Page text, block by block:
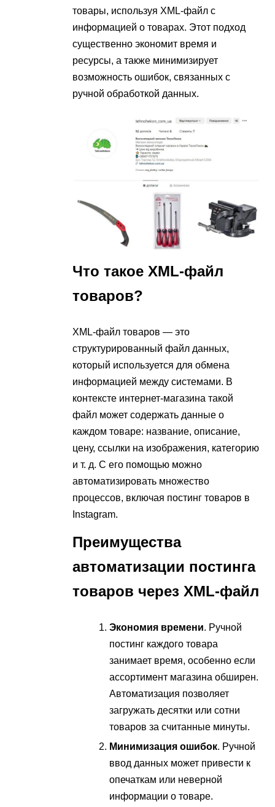
товары, используя XML-файл с
информацией о товарах. Этот подход
существенно экономит время и
ресурсы, а также минимизирует
возможность ошибок, связанных с
ручной обработкой данных.
Что такое XML-файл
товаров?
XML-файл товаров — это
структурированный файл данных,
который используется для обмена
информацией между системами. В
контексте интернет-магазина такой
файл может содержать данные о
каждом товаре: название, описание,
цену, ссылки на изображения, категорию
и т. д. С его помощью можно
автоматизировать множество
процессов, включая постинг товаров в
Instagram.
Преимущества
автоматизации постинга
товаров через XML-файл
Экономия времени. Ручной
постинг каждого товара
занимает время, особенно если
ассортимент магазина обширен.
Автоматизация позволяет
загружать десятки или сотни
товаров за считанные минуты.
Минимизация ошибок. Ручной
ввод данных может привести к
опечаткам или неверной
информации о товаре.